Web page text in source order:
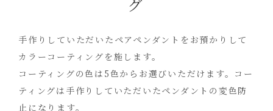
グ
手作りしていただいたペアペンダントをお預かりして
カラーコーティングを施します。
コーティングの色は5色からお選びいただけます。コー
ティングは手作りしていただいたペンダントの変色防
止になります。